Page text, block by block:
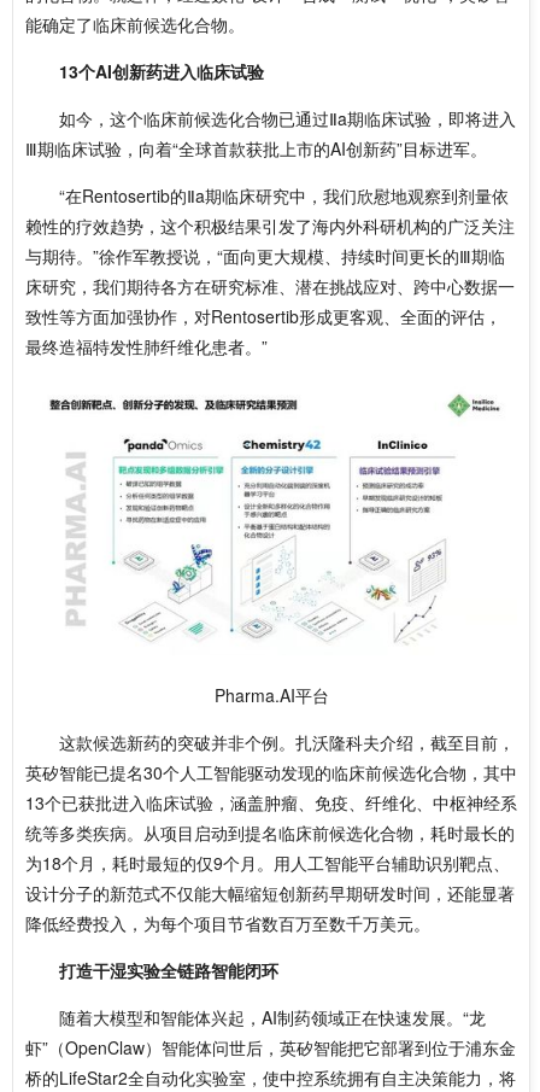
能确定了临床前候选化合物。
13个AI创新药进入临床试验
如今，这个临床前候选化合物已通过Ⅱa期临床试验，即将进入‌
Ⅲ期临床试验，向着“全球首款获批上市的AI创新药”目标进军。
“在Rentosertib的Ⅱa期临床研究中，我们欣慰地观察到剂量依
赖性的疗效趋势，这个积极结果引发了海内外科研机构的广泛关注
与期待。”徐作军教授说，“面向更大规模、持续时间更长的‌Ⅲ期临
床研究，我们期待各方在研究标准、潜在挑战应对、跨中心数据一
致性等方面加强协作，对Rentosertib形成更客观、全面的评估，
最终造福特发性肺纤维化患者。”
Pharma.AI平台
这款候选新药的突破并非个例。扎沃隆科夫介绍，截至目前，
英矽智能已提名30个人工智能驱动发现的临床前候选化合物，其中
13个已获批进入临床试验，涵盖肿瘤、免疫、纤维化、中枢神经系
统等多类疾病。从项目启动到提名临床前候选化合物，耗时最长的
为18个月，耗时最短的仅9个月。用人工智能平台辅助识别靶点、
设计分子的新范式不仅能大幅缩短创新药早期研发时间，还能显著
降低经费投入，为每个项目节省数百万至数千万美元。
打造干湿实验全链路智能闭环
随着大模型和智能体兴起，AI制药领域正在快速发展。“龙
虾”（OpenClaw）智能体问世后，英矽智能把它部署到位于浦东金
桥的LifeStar2全自动化实验室，使中控系统拥有自主决策能力，将